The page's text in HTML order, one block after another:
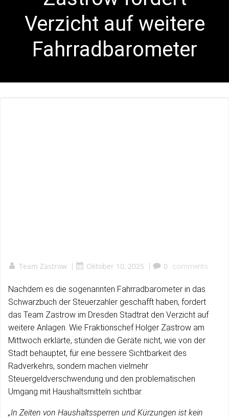
Verzicht auf weitere
Fahrradbarometer
Team Zastrow | Oktober 10, 2025 | 0 comments
Nachdem es die sogenannten Fahrradbarometer in das
Schwarzbuch der Steuerzahler geschafft haben, fordert
das Team Zastrow im Dresden Stadtrat den Verzicht auf
weitere Anlagen. Wie Fraktionschef Holger Zastrow am
Mittwoch erklärte, stünden die Geräte nicht, wie von der
Stadt behauptet, für eine bessere Sichtbarkeit des
Radverkehrs, sondern machen vielmehr
Steuergeldverschwendung und den problematischen
Umgang mit Haushaltsmitteln sichtbar.
„In Zeiten von Haushaltssperren und Kürzungen ist kein